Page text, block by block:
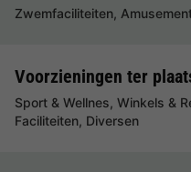
Zwemfaciliteiten,
Voorzieningen ter
Sport & Wellnes, Winkels &
Faciliteiten, Diversen